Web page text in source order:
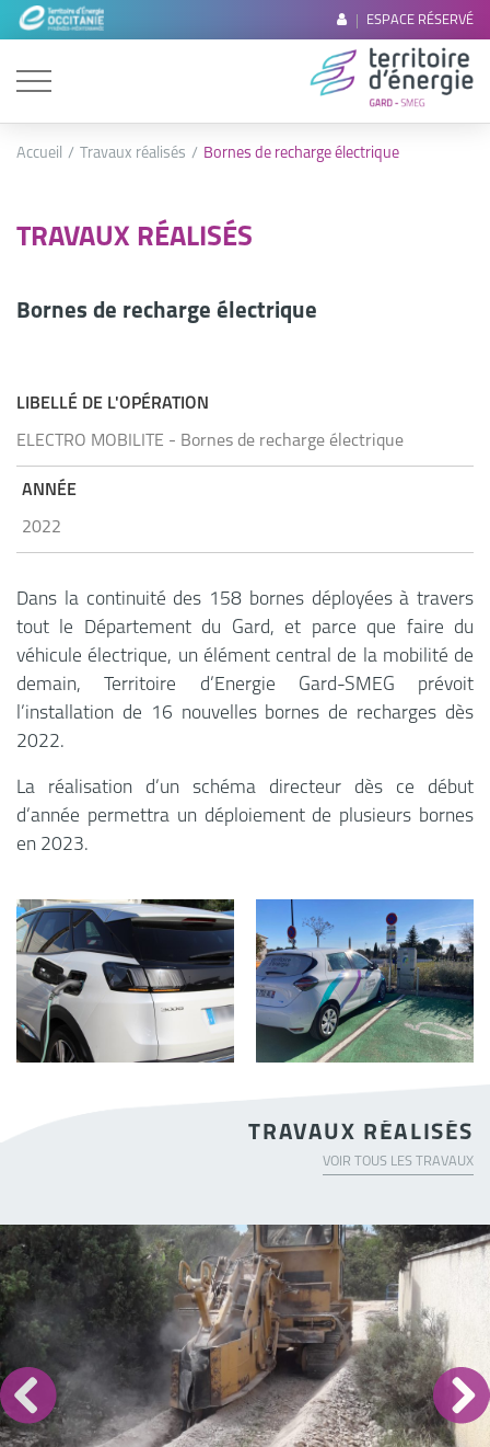
ESPACE RÉSERVÉ
Accueil Travaux réalisés Bornes de recharge électrique
TRAVAUX RÉALISÉS
Bornes de recharge électrique
LIBELLÉ DE L'OPÉRATION
ELECTRO MOBILITE - Bornes de recharge électrique
ANNÉE
2022
Dans la continuité des 158 bornes déployées à travers
tout le Département du Gard, et parce que faire du
véhicule électrique, un élément central de la mobilité de
demain, Territoire d’Energie Gard-SMEG prévoit
l’installation de 16 nouvelles bornes de recharges dès
2022.
La réalisation d’un schéma directeur dès ce début
d’année permettra un déploiement de plusieurs bornes
en 2023.
TRAVAUX RÉALISÉS
VOIR TOUS LES TRAVAUX